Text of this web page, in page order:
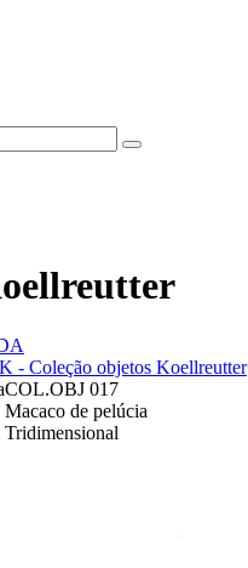
- Coleção objetos Koellreutter
COL.OBJ 017
Macaco de pelúcia
Tridimensional